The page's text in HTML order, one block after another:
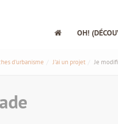
OH!
d'urbanisme J'ai un projet Je